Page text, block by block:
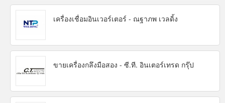
เครื่องเชื่อมอินเวอร์เตอร์ - ณฐาภพ เวลดิ้ง
ขายเครื่องกลึงมือสอง - ซี.ที. อินเตอร์เทรด กรุ๊ป